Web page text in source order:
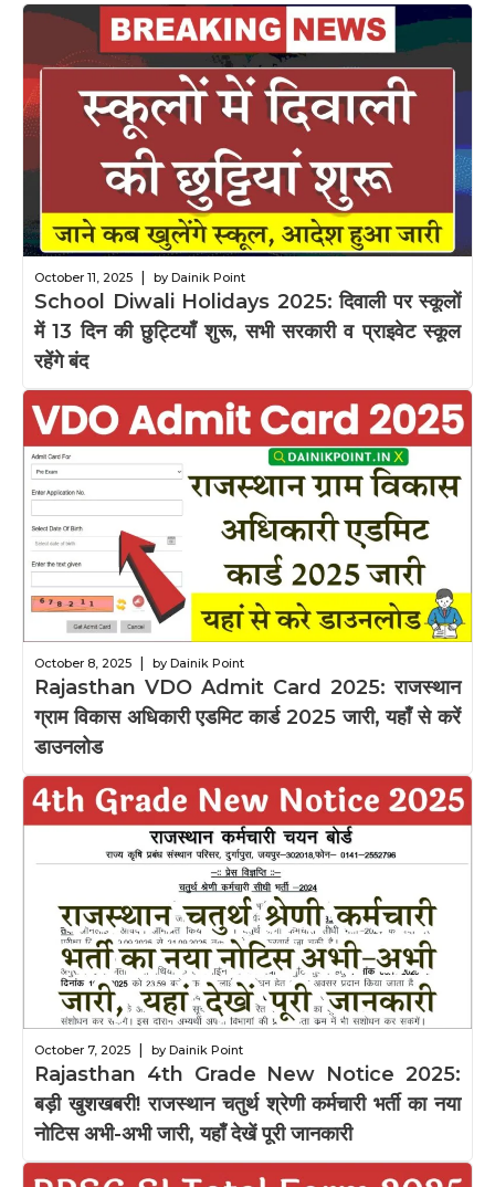
October 11, 2025 by Dainik Point
School Diwali Holidays 2025: दिवाली पर स्कूलों
में 13 दिन की छुट्टियाँ शुरू, सभी सरकारी व प्राइवेट स्कूल
रहेंगे बंद
October 8, 2025 by Dainik Point
Rajasthan VDO Admit Card 2025: राजस्थान
ग्राम विकास अधिकारी एडमिट कार्ड 2025 जारी, यहाँ से करें
डाउनलोड
October 7, 2025 by Dainik Point
Rajasthan 4th Grade New Notice 2025:
बड़ी खुशखबरी! राजस्थान चतुर्थ श्रेणी कर्मचारी भर्ती का नया
नोटिस अभी-अभी जारी, यहाँ देखें पूरी जानकारी